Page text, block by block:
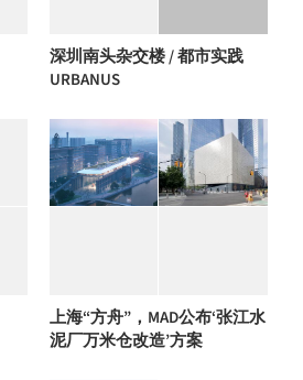
深圳南头杂交楼 / 都市实践
URBANUS
上海“方舟”，MAD公布‘张江水
泥厂万米仓改造’方案